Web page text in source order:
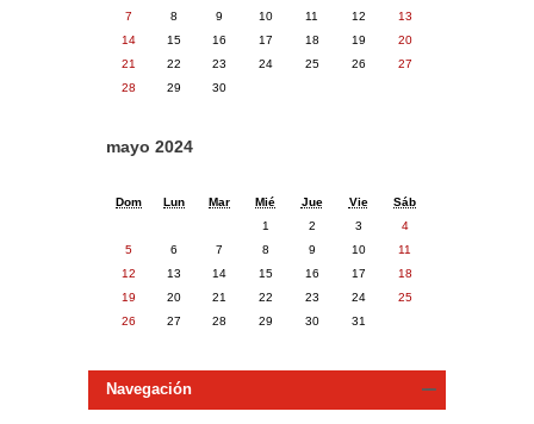
7
8 9 10 11 12
13
14
15 16 17 18 19
20
21
22 23 24 25 26
27
28
29 30
mayo 2024
Dom Lun Mar Mié Jue Vie
Sáb
1
2 3
4
5
6 7 8 9 10
11
12
13 14 15 16 17
18
19
20 21 22 23 24
25
26
27 28 29 30 31
Navegación